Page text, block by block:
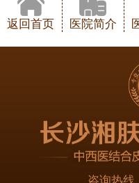
返回首页 医院简介